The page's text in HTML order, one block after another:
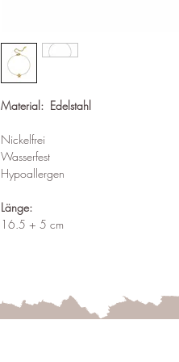
Material: Edelstahl
Nickelfrei
Wasserfest
Hypoallergen
Länge:
16.5 + 5 cm